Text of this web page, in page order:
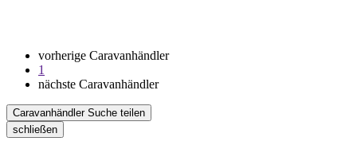
vorherige Caravanhändler
1
nächste Caravanhändler
Caravanhändler Suche teilen
schließen